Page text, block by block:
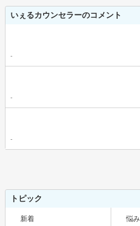
いぇるカウンセラーのコメント
-
-
-
トピック
新着 悩み